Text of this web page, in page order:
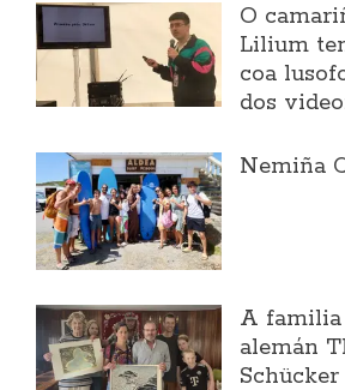
O
Lilium
coa
dos
Nemiña
A
alemán
Schücker